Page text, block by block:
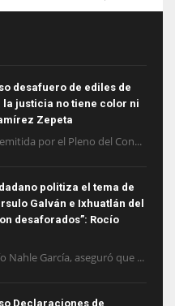
desafuero de ediles de
la justicia no tiene color ni
Zepeta
por el Pleno del Con...
politiza el tema de
Galván e Ixhuatlán del
desaforados”: Rocío
Nahle García, aseguró que ...
Declaraciones de